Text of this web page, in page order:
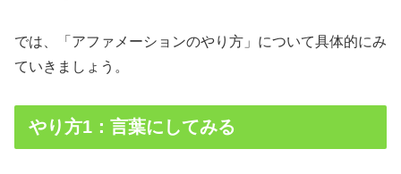
では、「アファメーションのやり方」について具体的にみ
ていきましょう。
やり方1：言葉にしてみる